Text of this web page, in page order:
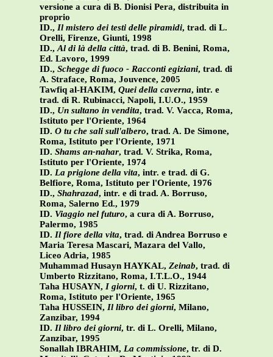
versione a cura di B. Dionisi Pera, distribuita in
proprio
ID., Il mistero dei testi delle piramidi, trad. di L.
Orelli, Firenze, Giunti, 1998
ID.,Al di là della città, trad. di B. Benini, Roma,
Ed. Lavoro, 1999
ID., Schegge di fuoco - Racconti egiziani, trad. di
A. Straface, Roma, Jouvence, 2005
Tawfiq al-HAKIM, Quei della caverna, intr. e
trad. di R. Rubinacci, Napoli, I.U.O., 1959
ID., Un sultano in vendita, trad. V. Vacca, Roma,
Istituto per l'Oriente, 1964
ID. O tu che sali sull'albero, trad. A. De Simone,
Roma, Istituto per l'Oriente, 1971
ID. Shams an-nahar, trad. V. Strika, Roma,
Istituto per l'Oriente, 1974
ID. La prigione della vita, intr. e trad. di G.
Belfiore, Roma, Istituto per l'Oriente, 1976
ID., Shahrazad, intr. e di trad. A. Borruso,
Roma, Salerno Ed., 1979
ID. Viaggio nel futuro, a cura di A. Borruso,
Palermo, 1985
ID. Il fiore della vita, trad. di Andrea Borruso e
Maria Teresa Mascari, Mazara del Vallo,
Liceo Adria, 1985
Muhammad Husayn HAYKAL, Zeinab, trad. di
Umberto Rizzitano, Roma, I.T.L.O., 1944
Taha HUSAYN, I giorni, t. di U. Rizzitano,
Roma, Istituto per l'Oriente, 1965
Taha HUSSEIN, Il libro dei giorni, Milano,
Zanzibar, 1994
ID. Il libro dei giorni, tr. di L. Orelli, Milano,
Zanzibar, 1995
Sonallah IBRAHIM, La commissione, tr. di D.